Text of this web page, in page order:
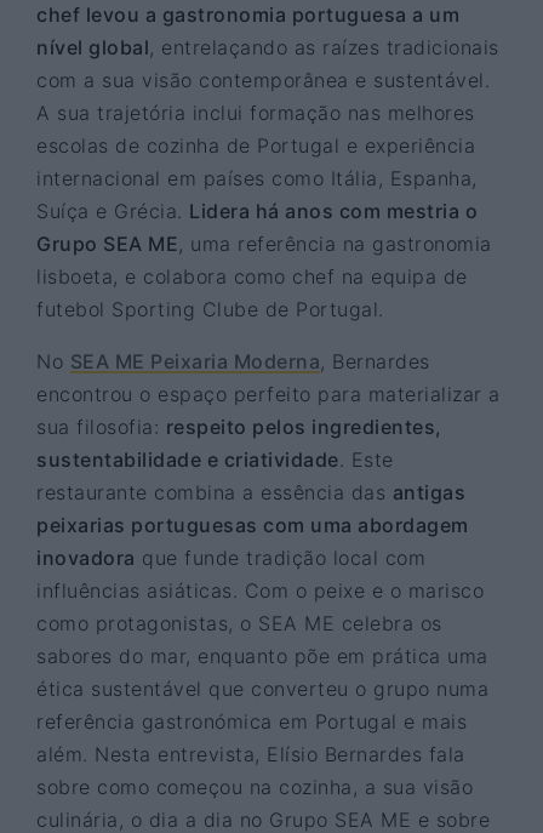
chef levou a gastronomia portuguesa a um
nível global, entrelaçando as raízes tradicionais
com a sua visão contemporânea e sustentável.
A sua trajetória inclui formação nas melhores
escolas de cozinha de Portugal e experiência
internacional em países como Itália, Espanha,
Suíça e Grécia. Lidera há anos com mestria o
Grupo SEA ME, uma referência na gastronomia
lisboeta, e colabora como chef na equipa de
futebol Sporting Clube de Portugal.
No SEA ME Peixaria Moderna, Bernardes
encontrou o espaço perfeito para materializar a
sua filosofia: respeito pelos ingredientes,
sustentabilidade e criatividade . Este
restaurante combina a essência das antigas
peixarias portuguesas com uma abordagem
inovadora que funde tradição local com
influências asiáticas. Com o peixe e o marisco
como protagonistas, o SEA ME celebra os
sabores do mar, enquanto põe em prática uma
ética sustentável que converteu o grupo numa
referência gastronómica em Portugal e mais
além. Nesta entrevista, Elísio Bernardes fala
sobre como começou na cozinha, a sua visão
culinária, o dia a dia no Grupo SEA ME e sobre